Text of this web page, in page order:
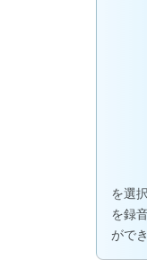
を選
を録
がで